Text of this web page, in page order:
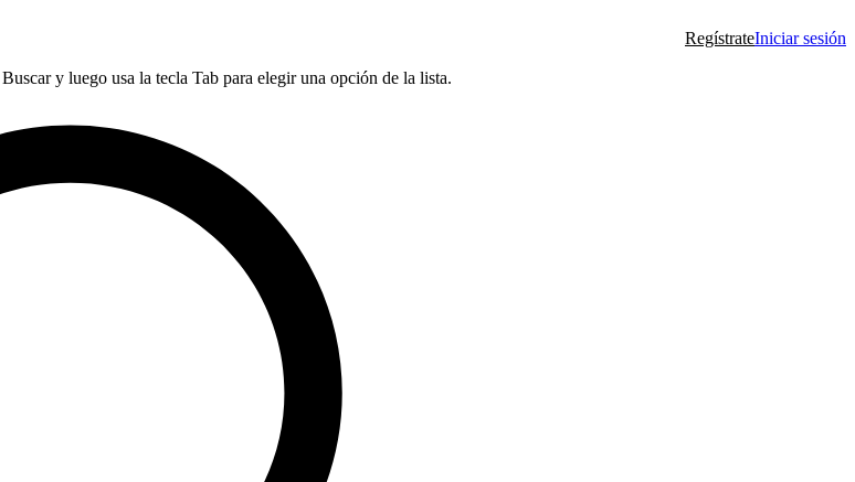
RegístrateIniciar sesión
y luego usa la tecla Tab para elegir una opción de la lista.